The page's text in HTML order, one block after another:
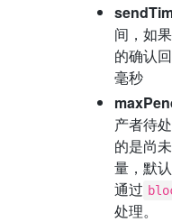
间，如
的确认
毫秒
产者待
的是尚
量，默
通过
处理。